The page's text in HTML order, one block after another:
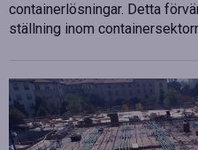
containerlösningar. Detta
ställning inom